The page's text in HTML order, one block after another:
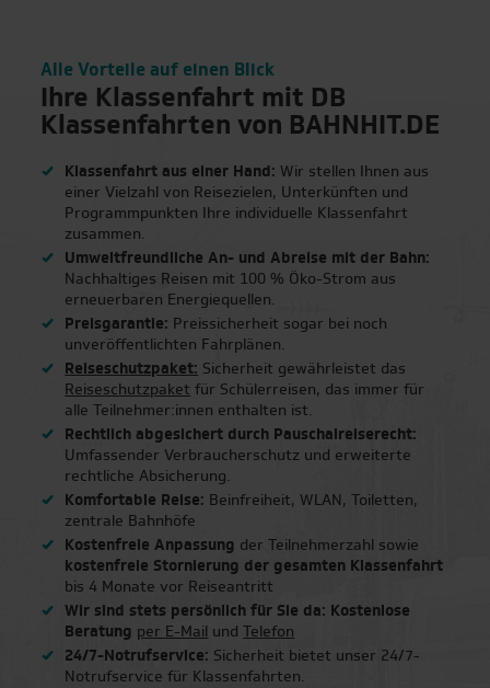
Ihre Klassenfahrt mit DB
Klassenfahrten von BAHNHIT.DE
Alle Vorteile auf einen Blick
Klassenfahrt aus einer Hand: Wir stellen Ihnen aus
einer Vielzahl von Reisezielen, Unterkünften und
Programmpunkten Ihre individuelle Klassenfahrt
zusammen.
Umweltfreundliche An- und Abreise mit der Bahn:
Nachhaltiges Reisen mit 100 % Öko-Strom aus
erneuerbaren Energiequellen.
Preisgarantie: Preissicherheit sogar bei noch
unveröffentlichten Fahrplänen.
Reiseschutzpaket: Sicherheit gewährleistet das
Reiseschutzpaket für Schülerreisen, das immer für
alle Teilnehmer:innen enthalten ist.
Rechtlich abgesichert durch Pauschalreiserecht:
Umfassender Verbraucherschutz und erweiterte
rechtliche Absicherung.
Komfortable Reise: Beinfreiheit, WLAN, Toiletten,
zentrale Bahnhöfe
Kostenfreie Anpassung der Teilnehmerzahl sowie
kostenfreie Stornierung der gesamten Klassenfahrt
bis 4 Monate vor Reiseantritt
Wir sind stets persönlich für Sie da: Kostenlose
Beratung per E-Mail und Telefon
24/7-Notrufservice: Sicherheit bietet unser 24/7-
Notrufservice für Klassenfahrten.